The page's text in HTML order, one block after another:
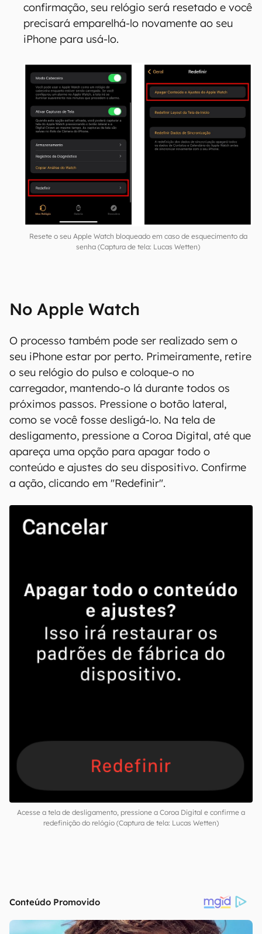
Agora, para resetar o seu relógio, abra o app
Watch do seu iPhone e vá em "Geral";
Na tela seguinte, selecione a opção "Apagar
Conteúdo e Ajustes do Apple Watch". Será
necessário confirmar a ação. Após a
confirmação, seu relógio será resetado e você
precisará emparelhá-lo novamente ao seu
iPhone para usá-lo.
Resete o seu Apple Watch bloqueado em caso de esquecimento da
senha (Captura de tela: Lucas Wetten)
No Apple Watch
O processo também pode ser realizado sem o
seu iPhone estar por perto. Primeiramente, retire
o seu relógio do pulso e coloque-o no
carregador, mantendo-o lá durante todos os
apareça uma opção para apagar todo o
conteúdo e ajustes do seu dispositivo. Confirme
a ação, clicando em "Redefinir".